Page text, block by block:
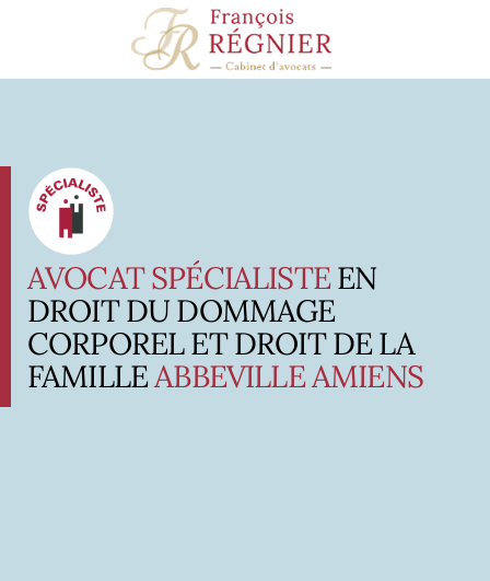
AVOCAT SPÉCIALISTEEN
DROIT DU DOMMAGE
CORPOREL ET DROIT DE LA
FAMILLEABBEVILLE AMIENS
Panneau de gestion des cookies